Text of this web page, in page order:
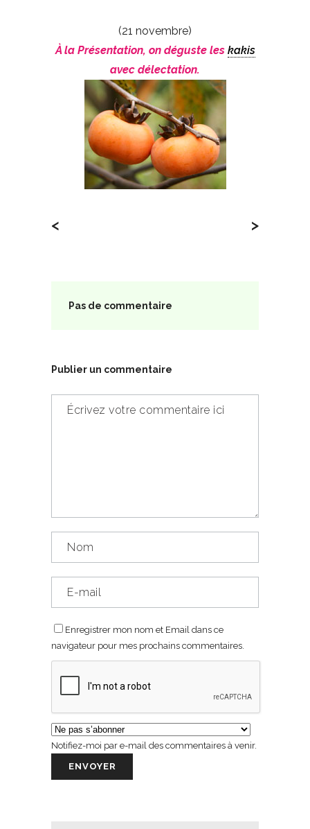
(21 novembre)
À la Présentation, on déguste les kakis
avec délectation.
< >
Pas de commentaire
Publier un commentaire
Enregistrer mon nom et Email dans ce
navigateur pour mes prochains commentaires.
Notifiez-moi par e-mail des commentaires à venir.